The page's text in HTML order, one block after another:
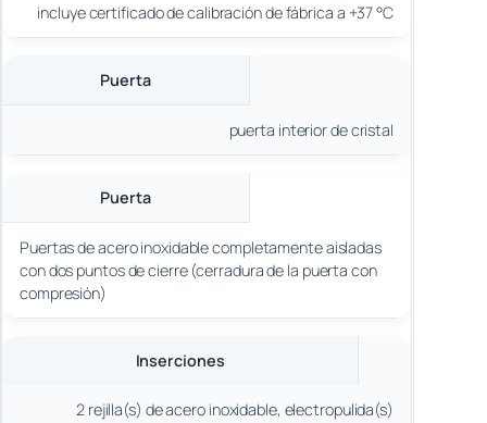
incluye certificado de calibración de fábrica a +37 °C
Puerta
puerta interior de cristal
Puerta
Puertas de acero inoxidable completamente aisladas
con dos puntos de cierre (cerradura de la puerta con
compresión)
Inserciones
2 rejilla(s) de acero inoxidable, electropulida(s)